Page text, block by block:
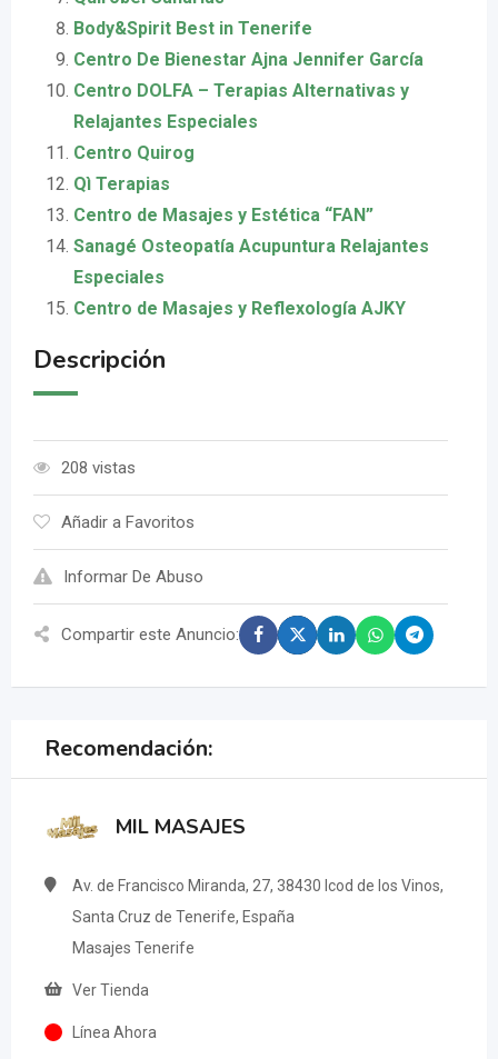
Body&Spirit Best in Tenerife
Centro De Bienestar Ajna Jennifer García
Centro DOLFA – Terapias Alternativas y
Relajantes Especiales
Centro Quirog
Qì Terapias
Centro de Masajes y Estética “FAN”
Sanagé Osteopatía Acupuntura Relajantes
Especiales
Centro de Masajes y Reflexología AJKY
Descripción
208 vistas
Añadir a Favoritos
Informar De Abuso
Compartir este Anuncio:
Recomendación:
MIL MASAJES
Av. de Francisco Miranda, 27, 38430 Icod de los Vinos,
Santa Cruz de Tenerife, España
Masajes Tenerife
Ver Tienda
Línea Ahora